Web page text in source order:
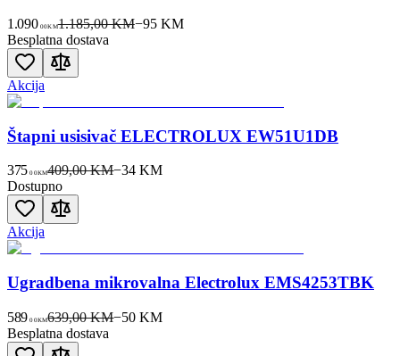
1.090 00KM1.185,00 KM−95KM
Besplatna dostava
Akcija
Štapni usisivač ELECTROLUX EW51U1DB
375 00KM409,00 KM−34 KM
Dostupno
Akcija
Ugradbena mikrovalna Electrolux EMS4253TBK
589 00KM639,00 KM−50 KM
Besplatna dostava